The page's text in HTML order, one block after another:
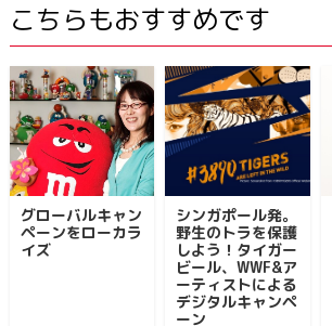
こちらもおすすめです
グローバルキャン
ペーンをローカラ
イズ
シンガポール発。
野生のトラを保護
しよう！タイガー
ビール、WWF&ア
ーティストによる
デジタルキャンペ
ーン